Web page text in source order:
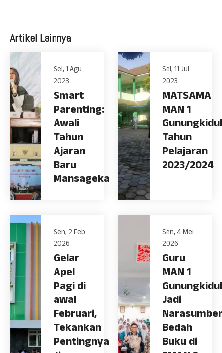
Artikel Lainnya
Sel, 1 Agu
2023
Smart
Parenting:
Awali
Tahun
Ajaran
Baru
Mansageka
Sel, 11 Jul
2023
MATSAMA
MAN 1
Gunungkidul
Tahun
Pelajaran
2023/2024
Sen, 2 Feb
2026
Gelar
Apel
Pagi di
awal
Februari,
Tekankan
Pentingnya
Sen, 4 Mei
2026
Guru
MAN 1
Gunungkidul
Jadi
Narasumber
Bedah
Buku di